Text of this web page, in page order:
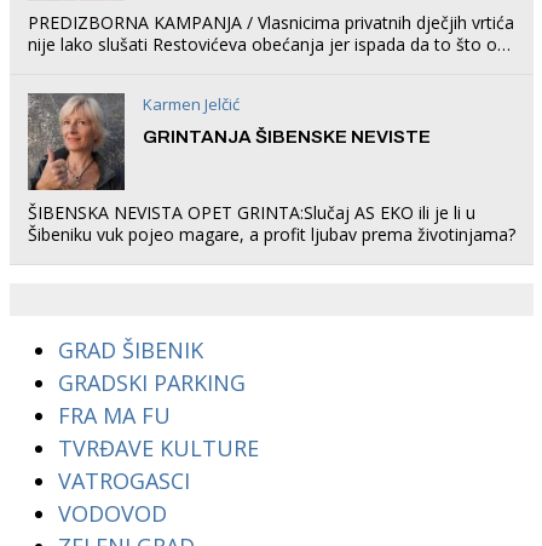
PREDIZBORNA KAMPANJA / Vlasnicima privatnih dječjih vrtića
nije lako slušati Restovićeva obećanja jer ispada da to što oni
Karmen Jelčić
GRINTANJA ŠIBENSKE NEVISTE
ŠIBENSKA NEVISTA OPET GRINTA:Slučaj AS EKO ili je li u
Šibeniku vuk pojeo magare, a profit ljubav prema životinjama?
GRAD ŠIBENIK
GRADSKI PARKING
FRA MA FU
TVRĐAVE KULTURE
VATROGASCI
VODOVOD